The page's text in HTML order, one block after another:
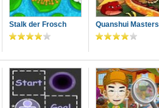
Stalk der Frosch Quanshui Masters